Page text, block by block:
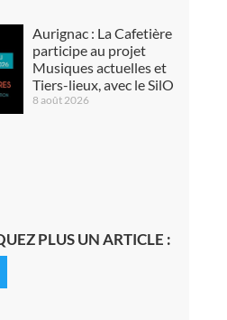
Aurignac : La Cafetière
participe au projet
Musiques actuelles et
Tiers-lieux, avec le SilO
8 août 2026
PLUS UN ARTICLE :